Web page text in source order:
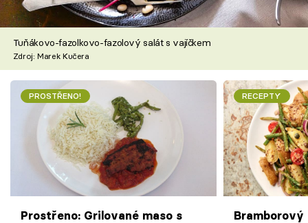
Tuňákovo-fazolkovo-fazolový salát s vajíčkem
Zdroj: Marek Kučera
PROSTŘENO!
Prostřeno: Grilované maso s
RECEPTY